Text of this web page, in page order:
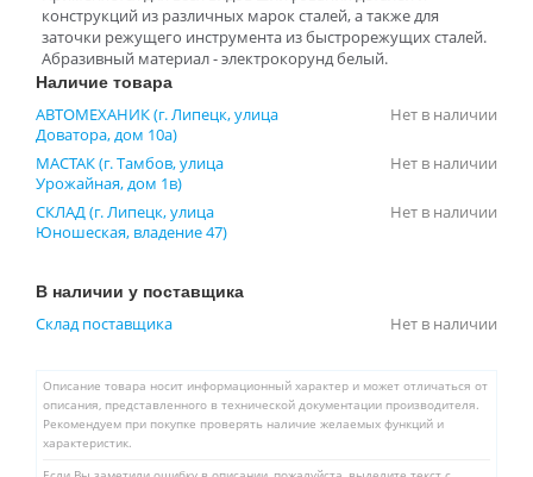
конструкций из различных марок сталей, а также для
заточки режущего инструмента из быстрорежущих сталей.
Абразивный материал - электрокорунд белый.⁠
Наличие товара
АВТОМЕХАНИК (г. Липецк, улица
Доватора, дом 10а)
Нет в наличии
МАСТАК (г. Тамбов, улица
Урожайная, дом 1в)
Нет в наличии
СКЛАД (г. Липецк, улица
Юношеская, владение 47)
Нет в наличии
В наличии у поставщика
Склад поставщика Нет в наличии
Описание товара носит информационный характер и может отличаться от
описания, представленного в технической документации производителя.
Рекомендуем при покупке проверять наличие желаемых функций и
характеристик.